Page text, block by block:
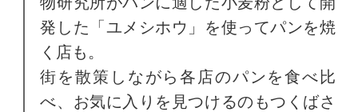
発した「ユメシホウ」を使ってパンを焼
く店も。
街を散策しながら各店のパンを食べ比
べ、お気に入りを見つけるのもつくばさ